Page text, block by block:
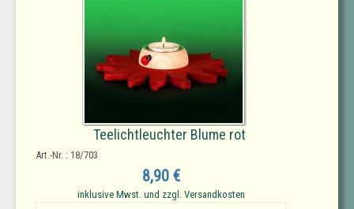
Teelichtleuchter Blume rot
Art.-Nr. : 18/703
8,90 €
inklusive Mwst. und zzgl. Versandkosten